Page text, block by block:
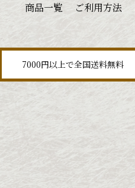
商品一覧 ご利用方法
7000円以上で全国送料無料